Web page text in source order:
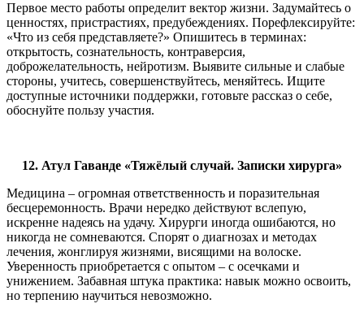
Первое место работы определит вектор жизни. Задумайтесь о
ценностях, пристрастиях, предубеждениях. Порефлексируйте:
«Что из себя представляете?» Опишитесь в терминах:
открытость, сознательность, контраверсия,
доброжелательность, нейротизм. Выявите сильные и слабые
стороны, учитесь, совершенствуйтесь, меняйтесь. Ищите
доступные источники поддержки, готовьте рассказ о себе,
обоснуйте пользу участия.
12. Атул Гаванде «Тяжёлый случай. Записки хирурга»
Медицина – огромная ответственность и поразительная
бесцеремонность. Врачи нередко действуют вслепую,
искренне надеясь на удачу. Хирурги иногда ошибаются, но
никогда не сомневаются. Спорят о диагнозах и методах
лечения, жонглируя жизнями, висящими на волоске.
Уверенность приобретается с опытом – с осечками и
унижением. Забавная штука практика: навык можно освоить,
но терпению научиться невозможно.